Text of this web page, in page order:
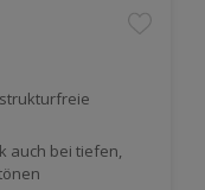
auch bei tiefen,